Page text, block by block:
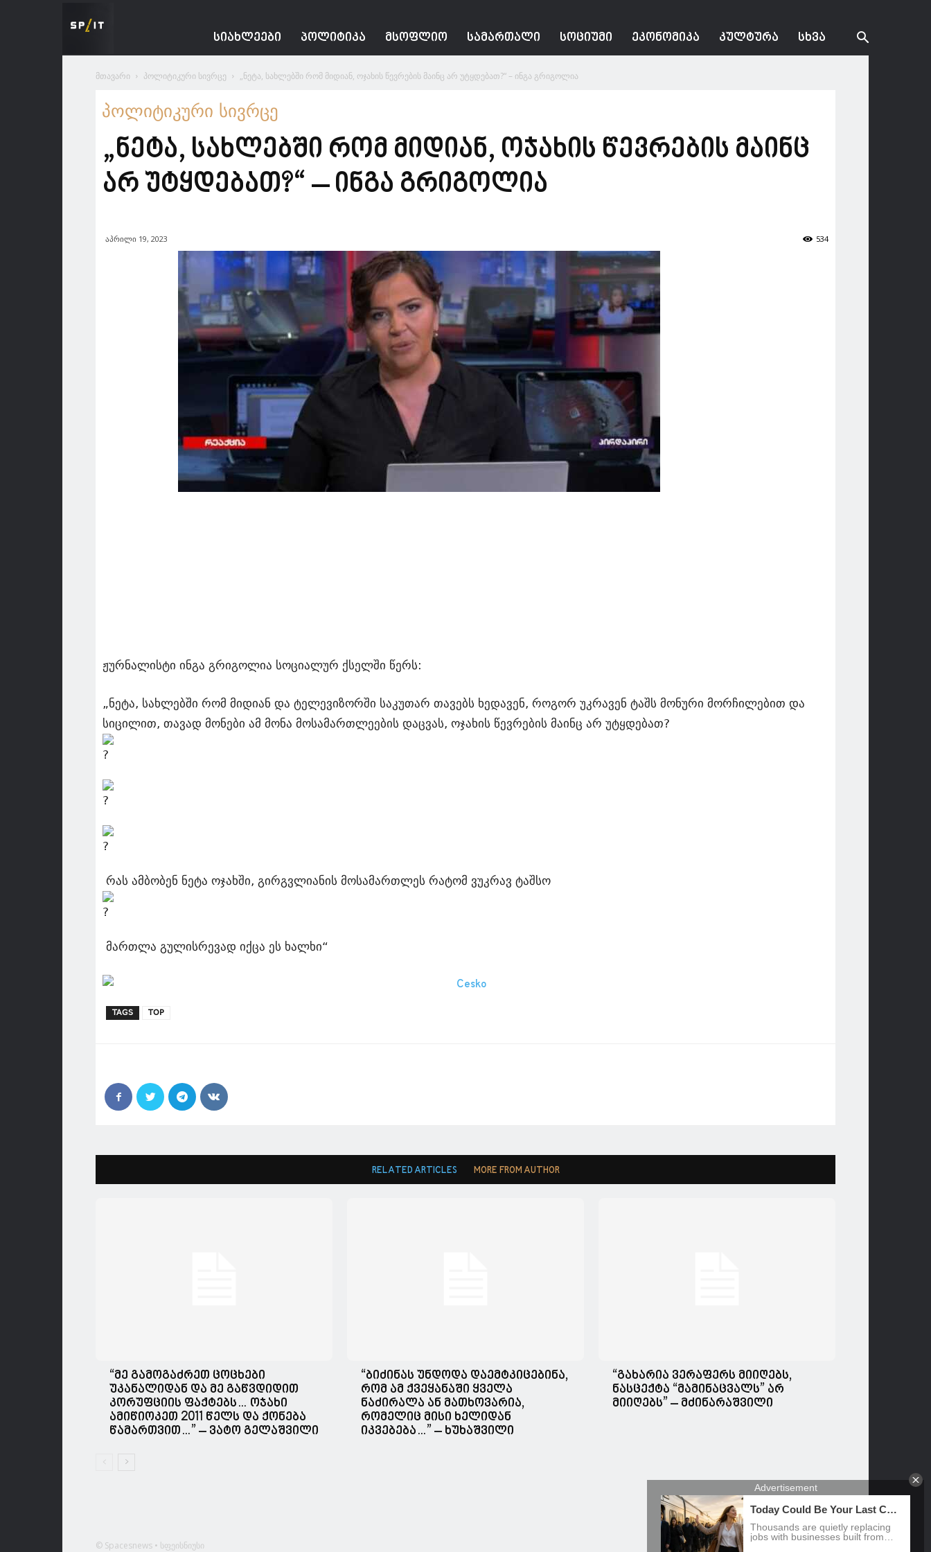
ᲡᲘᲐᲮᲚᲔᲔᲑᲘ ᲞᲝᲚᲘᲢᲘᲙᲐ ᲛᲡᲝᲤᲚᲘᲝ ᲡᲐᲛᲐᲠᲗᲐᲚᲘ ᲡᲝᲪᲘᲣᲛᲘ ᲔᲙᲝᲜᲝᲛᲘᲙᲐ ᲙᲣᲚᲢᲣᲠᲐ ᲡᲮᲕᲐ
მთავარი პოლიტიკური სივრცე „ნეტა, სახლებში რომ მიდიან, ოჯახის წევრების მაინც არ უტყდებათ?“ – ინგა გრიგოლია
პოლიტიკური სივრცე
„ნეტა, სახლებში რომ მიდიან, ოჯახის წევრების მაინც
არ უტყდებათ?“ – ინგა გრიგოლია
აპრილი 19, 2023 534
ჟურნალისტი ინგა გრიგოლია სოციალურ ქსელში წერს:
„ნეტა, სახლებში რომ მიდიან და ტელევიზორში საკუთარ თავებს ხედავენ, როგორ უკრავენ ტაშს მონური მორჩილებით და
სიცილით, თავად მონები ამ მონა მოსამართლეების დაცვას, ოჯახის წევრების მაინც არ უტყდებათ?
რას ამბობენ ნეტა ოჯახში, გირგვლიანის მოსამართლეს რატომ ვუკრავ ტაშსო
მართლა გულისრევად იქცა ეს ხალხი“
TAGS TOP
RELATED ARTICLES MORE FROM AUTHOR
“მე გამოგაძრეთ ცოცხები
უკანალიდან და მე გაწვდიდით
კორუფციის ფაქტებს… ოჯახი
ამიწიოკეთ 2011 წელს და ქონება
წამართვით…” – ვატო გელაშვილი
“ბიძინას უნდოდა დაემტკიცებინა,
რომ ამ ქვეყანაში ყველა
ნაძირალა ან მათხოვარია,
რომელიც მისი ხელიდან
იკვებება…” – ხუხაშვილი
“გახარია ვერაფერს მიიღებს,
ნასცექტა “მამინაცვალს” არ
მიიღებს” – მძინარაშვილი
© Spacesnews • სფეისნიუსი